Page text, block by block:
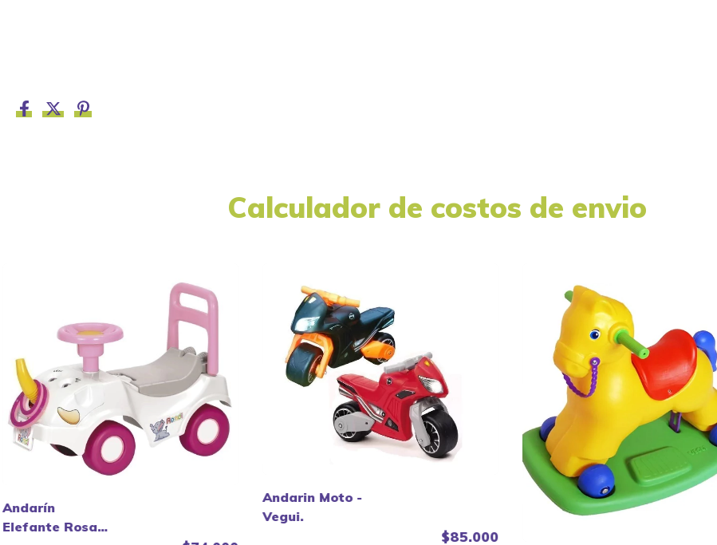
Calculador de costos de envio
Andarín
Elefante Rosa
Andarin Moto -
Vegui.
$85.000